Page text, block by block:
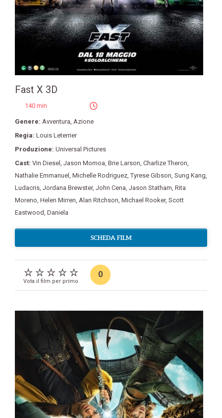
Fast X 3D
140 min
Genere: Avventura, Azione
Regia: Louis Leterrier
Produzione: Universal Pictures
Cast: Vin Diesel , Jason Momoa, Brie Larson, Charlize Theron,
Nathalie Emmanuel , Michelle Rodriguez,Tyrese Gibson, Sung Kang,
Ludacris, Jordana Brewster, John Cena, Jason Statham, Rita
Moreno, Helen Mirren, Alan Ritchson, Michael Rooker, Scott
Eastwood, Daniela
SCHEDA FILM
Vota il film per primo
0